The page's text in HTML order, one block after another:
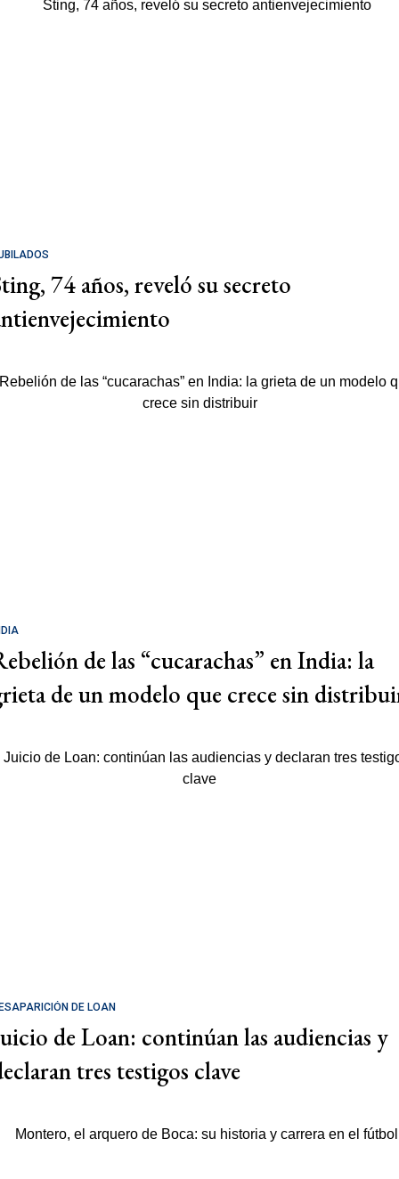
74 años, reveló su secreto
de las “cucarachas” en India: la
de un modelo que crece sin
DE LOAN
de Loan: continúan las audiencias y
tres testigos clave